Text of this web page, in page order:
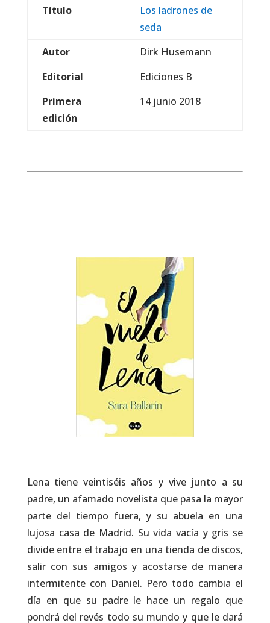
Título
Los ladrones de
seda
Autor
Dirk Husemann
Editorial
Ediciones B
Primera
edición
14 junio 2018
Lena tiene veintiséis años y vive junto a su
padre, un afamado novelista que pasa la mayor
parte del tiempo fuera, y su abuela en una
lujosa casa de Madrid. Su vida vacía y gris se
divide entre el trabajo en una tienda de discos,
salir con sus amigos y acostarse de manera
intermitente con Daniel. Pero todo cambia el
día en que su padre le hace un regalo que
pondrá del revés todo su mundo y que le dará